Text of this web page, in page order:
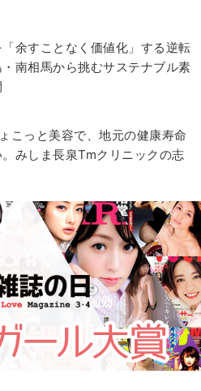
余すことなく価値化」する逆転
南相馬から挑むサステナブル素
こっと美容で、地元の健康寿命
みしま長泉Tmクリニックの志